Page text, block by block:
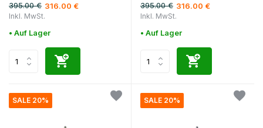
395.00 € 316.00 €
Inkl. MwSt.
• Auf Lager
395.00 € 316.00 €
Inkl. MwSt.
• Auf Lager
SALE 20% SALE 20%